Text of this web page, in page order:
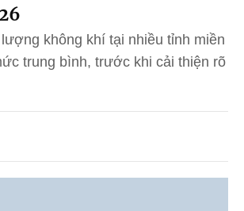
không khí tại nhiều tỉnh miền
trung bình, trước khi cải thiện rõ